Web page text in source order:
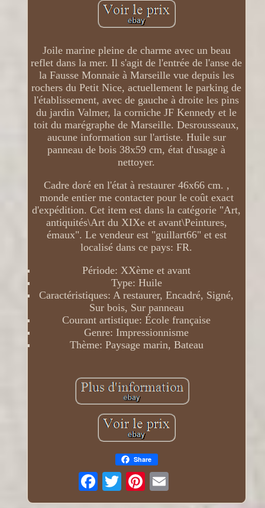
Joile marine pleine de charme avec un beau
reflet dans la mer. Il s'agit de l'entrée de l'anse de
la Fausse Monnaie à Marseille vue depuis les
rochers du Petit Nice, actuellement le parking de
l'établissement, avec de gauche à droite les pins
du jardin Valmer, la corniche JF Kennedy et le
toit du marégraphe de Marseille. Desrousseaux,
aucune information sur l'artiste. Huile sur
panneau de bois 38x59 cm, état d'usage à
nettoyer.
Cadre doré en l'état à restaurer 46x66 cm. ,
monde entier me contacter pour le coût exact
d'expédition. Cet item est dans la catégorie "Art,
antiquités\Art du XIXe et avant\Peintures,
émaux". Le vendeur est "guillart66" et est
localisé dans ce pays: FR.
Période: XXème et avant
Type: Huile
Caractéristiques: A restaurer, Encadré, Signé,
Sur bois, Sur panneau
Courant artistique: École française
Genre: Impressionnisme
Thème: Paysage marin, Bateau
Share